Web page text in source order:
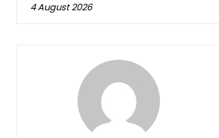
4 August 2026